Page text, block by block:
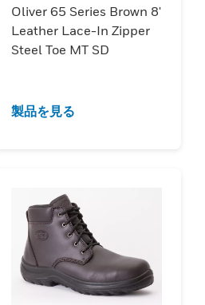
Oliver 65 Series Brown 8'
Leather Lace-In Zipper
Steel Toe MT SD
製品を見る